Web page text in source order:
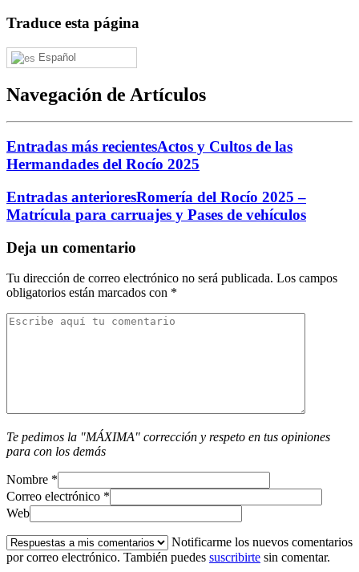
Traduce esta página
Español
Navegación de Artículos
Entradas más recientesActos y Cultos de las
Hermandades del Rocío 2025
Entradas anterioresRomería del Rocío 2025 –
Matrícula para carruajes y Pases de vehículos
Deja un comentario
Tu dirección de correo electrónico no será publicada. Los campos
obligatorios están marcados con *
Te pedimos la "MÁXIMA" corrección y respeto en tus opiniones
para con los demás
Nombre *
Correo electrónico *
Web
Notificarme los nuevos comentarios
por correo electrónico. También puedes suscribirte sin comentar.